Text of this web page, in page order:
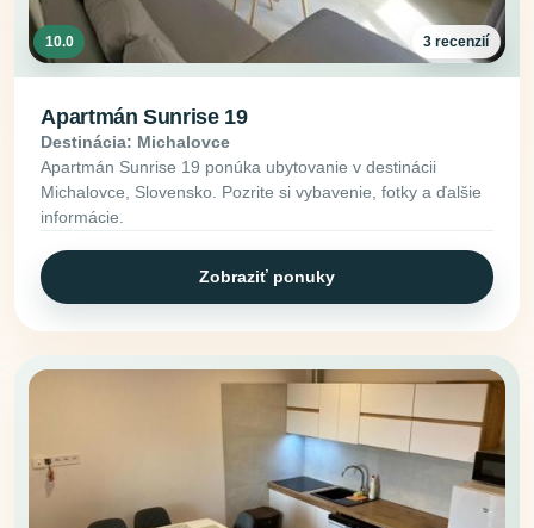
10.0 3 recenzií
Apartmán Sunrise 19
Destinácia: Michalovce
Apartmán Sunrise 19 ponúka ubytovanie v destinácii
Michalovce, Slovensko. Pozrite si vybavenie, fotky a ďalšie
informácie.
Zobraziť ponuky